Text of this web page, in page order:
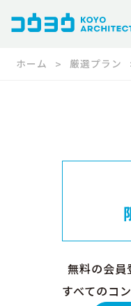
ホーム 厳選プラン
無料の会員
すべてのコ